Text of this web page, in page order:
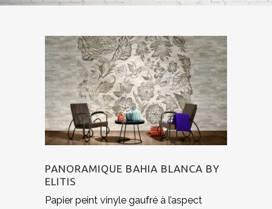
PANORAMIQUE BAHIA BLANCA BY
ELITIS
Papier peint vinyle gaufré à l’aspect